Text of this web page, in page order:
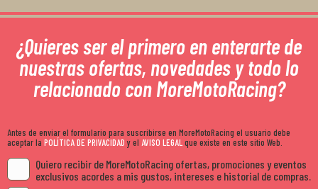
¿Quieres ser el primero en enterarte de
nuestras ofertas, novedades y todo lo
relacionado con MoreMotoRacing?
Antes de enviar el formulario para suscribirse en MoreMotoRacing el usuario debe
aceptar la POLÍTICA DE PRIVACIDADy el AVISO LEGALque existe en este sitio Web.
Quiero recibir de MoreMotoRacing ofertas, promociones y eventos
exclusivos acordes a mis gustos, intereses e historial de compras.